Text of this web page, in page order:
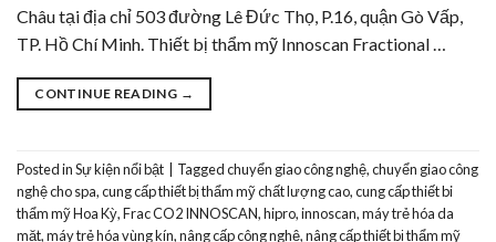
Châu tại địa chỉ 503 đường Lê Đức Thọ, P.16, quận Gò Vấp,
TP. Hồ Chí Minh. Thiết bị thẩm mỹ Innoscan Fractional …
CONTINUE READING →
Posted inSự kiện nổi bật Taggedchuyển giao công nghệ,chuyển giao công
nghệ cho spa,cung cấp thiết bị thẩm mỹ chất lượng cao,cung cấp thiết bi
thẩm mỹ Hoa Kỳ,Frac CO2 INNOSCAN,hipro,innoscan,máy trẻ hóa da
mặt,máy trẻ hóa vùng kín,nâng cấp công nghệ,nâng cấp thiết bị thẩm mỹ